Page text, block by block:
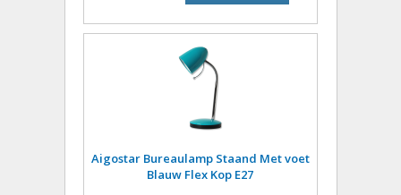
Aigostar Bureaulamp Staand Met voet
Blauw Flex Kop E27